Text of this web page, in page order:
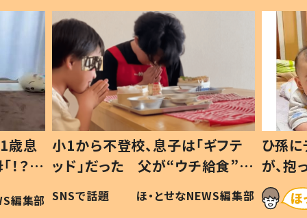
歳息
？」
編集部
小1から不登校、息子は「ギフテ
ッド」だった 父が“ウチ給食”を
作り続ける理由とは #令和の親
#令和の子
SNSで話題 ほ・とせなNEWS編集部
ひ孫
が、
「涙が
い」